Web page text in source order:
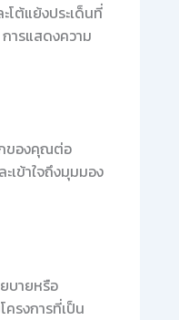
โต้แย้งประเด็นที่
ารแสดงความ
ของคุณต่อ
เข้าใจถึงมุมมอง
บายหรือ
ครงการที่เป็น